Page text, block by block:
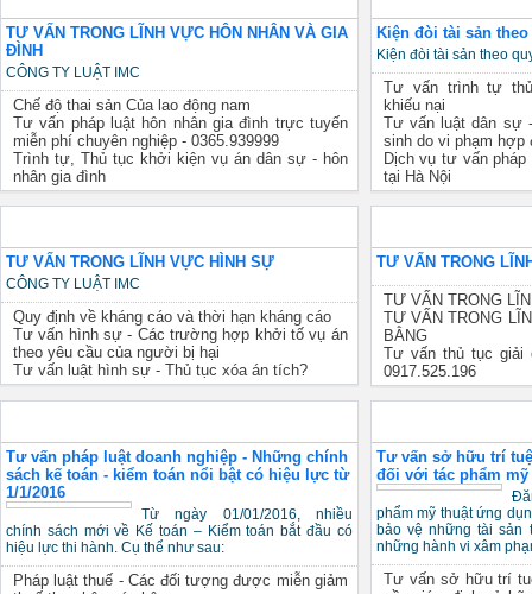
Luật hôn nhân gia đình
TƯ VẤN TRONG LĨNH VỰC HÔN NHÂN VÀ GIA
CÔNG TY LUẬT IMC
Chế độ thai sản Của lao động nam
Tư vấn pháp luật hôn nhân gia đình trực tuyến
miễn phí chuyên nghiệp - 0365.939999
Trình tự, Thủ tục khởi kiện vụ án dân sự - hôn
nhân gia đình
Tư vấn luật dân sự
Kiện đòi tài sản
Kiện đòi tài sản theo
Tư vấn trình tự
khiếu nại
Tư vấn luật dân sự
sinh do vi phạm hợp
Dịch vụ tư vấn pháp
tại Hà Nội
Tư vấn luật hình sự
TƯ VẤN TRONG LĨNH VỰC HÌNH SỰ
CÔNG TY LUẬT IMC
Quy định về kháng cáo và thời hạn kháng cáo
Tư vấn hình sự - Các trường hợp khởi tố vụ án
theo yêu cầu của người bị hại
Tư vấn luật hình sự - Thủ tục xóa án tích?
Tư vấn luật đất đai
TƯ VẤN TRONG
TƯ VẤN TRONG
TƯ VẤN TRONG
BẰNG
Tư vấn thủ tục giải
0917.525.196
Pháp luật thuế
Tư vấn pháp luật doanh nghiệp - Những chính
sách kế toán - kiểm toán nổi bật có hiệu lực từ
1/1/2016
Từ ngày 01/01/2016, nhiều
chính sách mới về Kế toán – Kiểm toán bắt đầu có
hiệu lực thi hành. Cụ thể như sau:
Sở hữu trí tuệ
Tư vấn sở hữu trí
đối với tác phẩm
phẩm mỹ thuật ứng
bảo vệ những tài sản
những hành vi xâm